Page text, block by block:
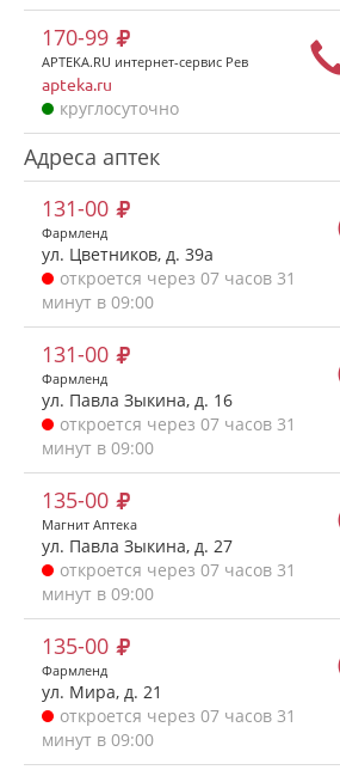
170-99
APTEKA.RU интернет-сервис Рев
apteka.ru
круглосуточно
Адреса аптек
131-00
Фармленд
ул. Цветников, д. 39а
откроется через 07 часов 31
минут в 09:00
131-00
Фармленд
ул. Павла Зыкина, д. 16
откроется через 07 часов 31
минут в 09:00
135-00
Магнит Аптека
ул. Павла Зыкина, д. 27
откроется через 07 часов 31
минут в 09:00
135-00
Фармленд
ул. Мира, д. 21
откроется через 07 часов 31
минут в 09:00